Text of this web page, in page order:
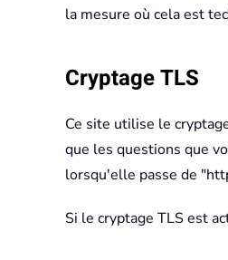
la mesure où cela est
Cryptage TLS
Ce site utilise le
que les questions que
lorsqu'elle passe de
Si le cryptage TLS est